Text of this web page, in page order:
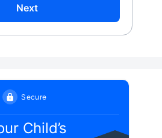
Next
Secure
Child’s